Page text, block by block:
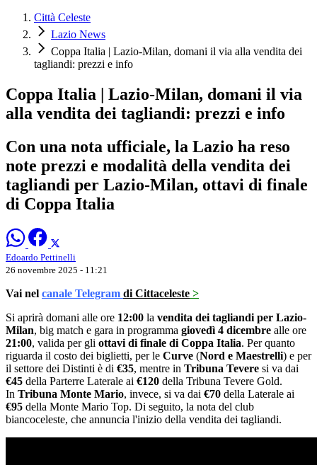
Città Celeste
Lazio News
Coppa Italia | Lazio-Milan, domani il via alla vendita dei
tagliandi: prezzi e info
Coppa Italia | Lazio-Milan, domani il via
alla vendita dei tagliandi: prezzi e info
Con una nota ufficiale, la Lazio ha reso
note prezzi e modalità della vendita dei
tagliandi per Lazio-Milan, ottavi di finale
di Coppa Italia
Edoardo Pettinelli
26 novembre 2025 - 11:21
Vai nel canale Telegram di Cittaceleste >
Si aprirà domani alle ore 12:00 la vendita dei tagliandi per Lazio-
Milan, big match e gara in programma giovedì 4 dicembre alle ore
21:00, valida per gli ottavi di finale di Coppa Italia. Per quanto
riguarda il costo dei biglietti, per le Curve (Nord e Maestrelli) e per
il settore dei Distinti è di €35, mentre in Tribuna Tevere si va dai
€45 della Parterre Laterale ai €120 della Tribuna Tevere Gold.
In Tribuna Monte Mario, invece, si va dai €70 della Laterale ai
€95 della Monte Mario Top. Di seguito, la nota del club
biancoceleste, che annuncia l'inizio della vendita dei tagliandi.